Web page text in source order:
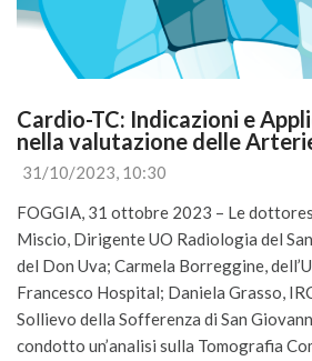
Cardio-TC: Indicazioni e
nella valutazione delle
31/10/2023, 10:30
FOGGIA, 31 ottobre 2023 – Le
Miscio, Dirigente UO Radiologia del
del Don Uva; Carmela Borreggine,
Francesco Hospital; Daniela Grasso,
Sollievo della Sofferenza di San
condotto un’analisi sulla Tomografia